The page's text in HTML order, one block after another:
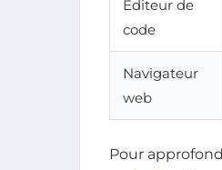
Éditeur de
code
Navigateur
web
Pour